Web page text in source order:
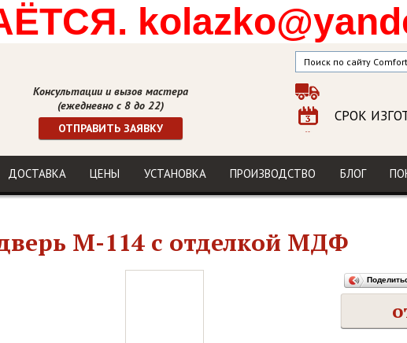
Консультации и вызов мастера
(ежедневно с 8 до 22)
ОТПРАВИТЬ ЗАЯВКУ
СРОК
МЫ В
ДОСТАВКА ЦЕНЫ УСТАНОВКА ПРОИЗВОДСТВО БЛОГ
М-114 с отделкой МДФ